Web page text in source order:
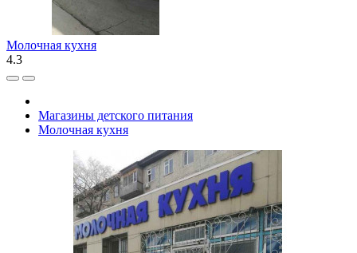
Молочная кухня
4.3
Магазины детского питания
Молочная кухня